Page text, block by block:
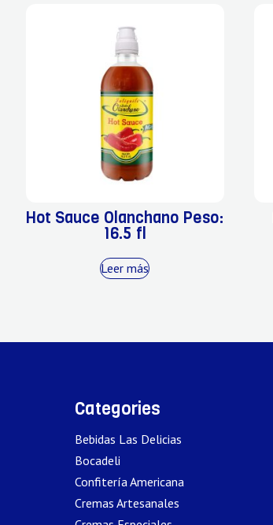
Hot Sauce Olanchano Peso:
16.5 fl
Leer más
Categories
Bebidas Las Delicias
Bocadeli
Confitería Americana
Cremas Artesanales